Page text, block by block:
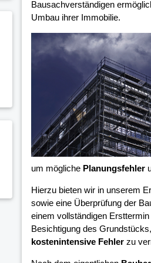
Bausachverständigen
Umbau ihrer Immobilie.
um mögliche Planungsfehler
Hierzu bieten wir in unserem
sowie eine Überprüfung der
einem vollständigen
Besichtigung des
kostenintensive Fehlerzu